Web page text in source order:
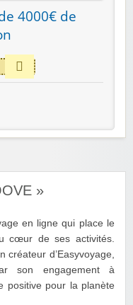
4000€ de
»
en ligne qui place le
cœur de ses activités.
créateur d’Easyvoyage,
son engagement à
positive pour la planète